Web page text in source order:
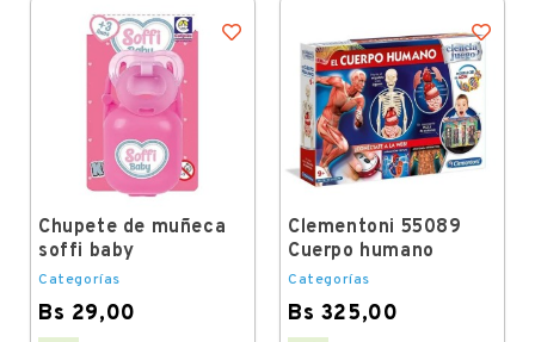
Chupete de muñeca
soffi baby
Categorías
Bs 29,00
Clementoni 55089
Cuerpo humano
Categorías
Bs 325,00